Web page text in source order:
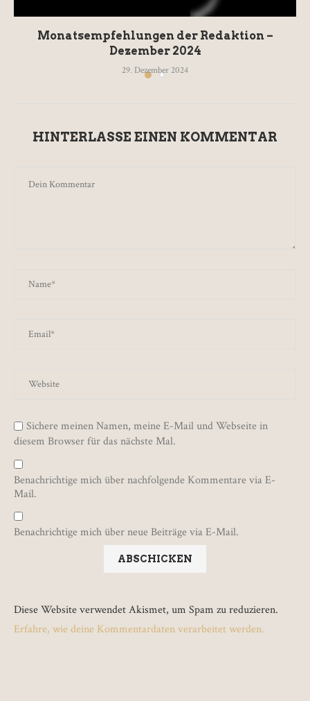
Monatsempfehlungen der Redaktion –
Dezember 2024
29. Dezember 2024
HINTERLASSE EINEN KOMMENTAR
Sichere meinen Namen, meine E-Mail und Webseite in
diesem Browser für das nächste Mal.
Benachrichtige mich über nachfolgende Kommentare via E-
Mail.
Benachrichtige mich über neue Beiträge via E-Mail.
Diese Website verwendet Akismet, um Spam zu reduzieren.
Erfahre, wie deine Kommentardaten verarbeitet werden.